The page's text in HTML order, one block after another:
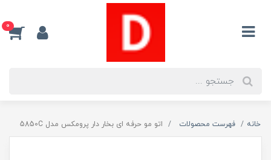
0
خانه فهرست محصولات اتو مو حرفه ای بخار دار پرومکس مدل 5850C